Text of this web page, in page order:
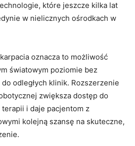
które jeszcze kilka lat
w nielicznych ośrodkach w
oznacza to możliwość
światowym poziomie bez
odległych klinik. Rozszerzenie
zwiększa dostęp do
i daje pacjentom z
kolejną szansę na skuteczne,